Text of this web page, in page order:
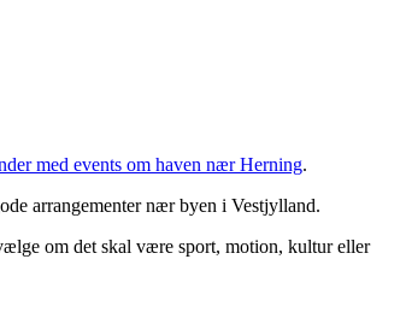
med events om haven nær Herning.
arrangementer nær byen i Vestjylland.
om det skal være sport, motion, kultur eller